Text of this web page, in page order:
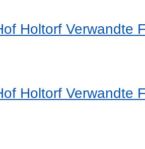
Holtorf Verwandte
Holtorf Verwandte